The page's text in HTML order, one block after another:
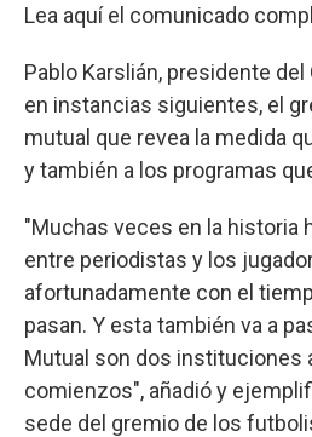
Lea aquí el comunicado
Pablo Karslián, presidente
en instancias siguientes, el
mutual que revea la medida
y también a los programas
"Muchas veces en la historia
entre periodistas y los
afortunadamente con el
pasan. Y esta también va a
Mutual son dos instituciones
comienzos", añadió y
sede del gremio de los